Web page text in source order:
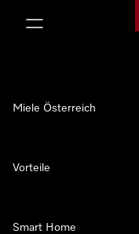
Miele Österreich
Vorteile
Smart Home